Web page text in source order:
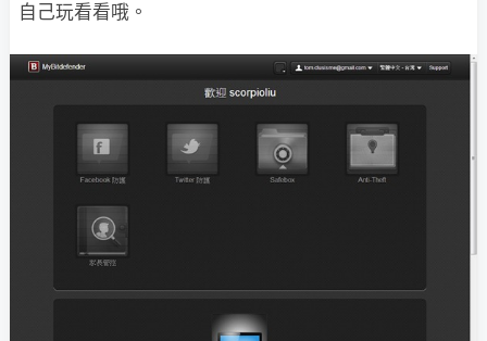
自己玩看看哦。